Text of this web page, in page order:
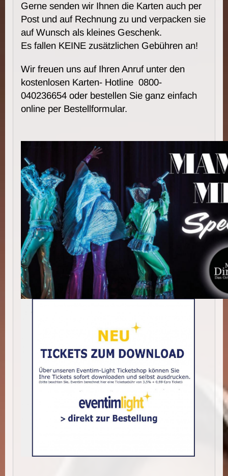
Gerne senden wir Ihnen die Karten auch per
Post und auf Rechnung zu und verpacken sie
auf Wunsch als kleines Geschenk.
Es fallen KEINE zusätzlichen Gebühren an!
Wir freuen uns auf Ihren Anruf unter den
kostenlosen Karten- Hotline 0800-
040236654 oder bestellen Sie ganz einfach
online per Bestellformular.